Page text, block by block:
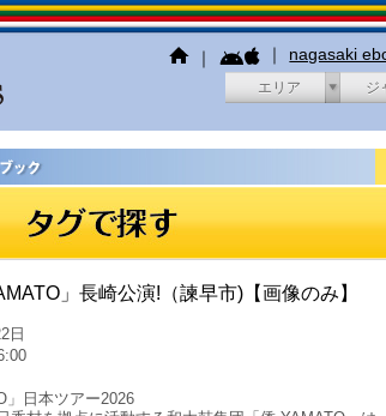
｜ ｜ nagasaki
エリア ジ
」長崎公演!（諫早市)【画像のみ】
日
」日本ツアー2026